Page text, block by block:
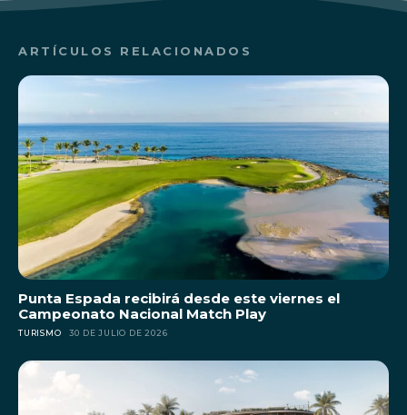
ARTÍCULOS RELACIONADOS
Punta Espada recibirá desde este viernes el
Campeonato Nacional Match Play
TURISMO 30 DE JULIO DE 2026